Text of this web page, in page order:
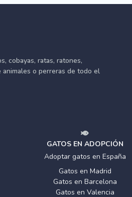
cobayas, ratas, ratones,
o perreras de todo el
GATOS EN ADOPCIÓN
Adoptar gatos en España
Gatos en Madrid
Gatos en Barcelona
Gatos en Valencia